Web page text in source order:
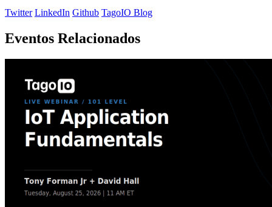
Twitter LinkedIn Github TagoIO Blog
Eventos Relacionados